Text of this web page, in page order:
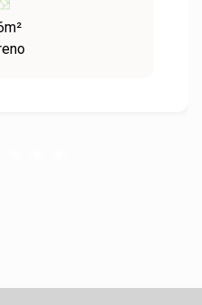
acesso às
construção
potencial de